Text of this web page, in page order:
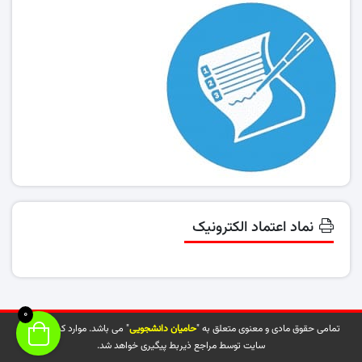
نماد اعتماد الکترونیک
تمامی حقوق مادی و معنوی متعلق به "حامیان دانشجویی" می باشد. موارد کپی شده از
سایت توسط مراجع ذیربط پیگیری خواهد شد.
0